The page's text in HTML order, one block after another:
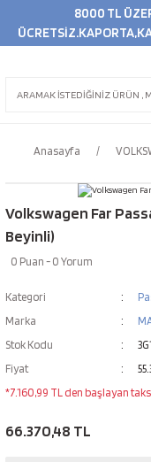
8000 TL
Anasayfa
Volkswagen Far
Beyinli)
0 Puan - 0 Yorum
Kategori
Marka
Stok Kodu
Fiyat
*7.160,99 TL den başlayan
66.370,48 TL